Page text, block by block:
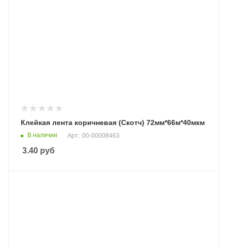
Клейкая лента коричневая (Скотч) 72мм*66м*40мкм
В наличии Арт.: 00-00008463
3.40 руб